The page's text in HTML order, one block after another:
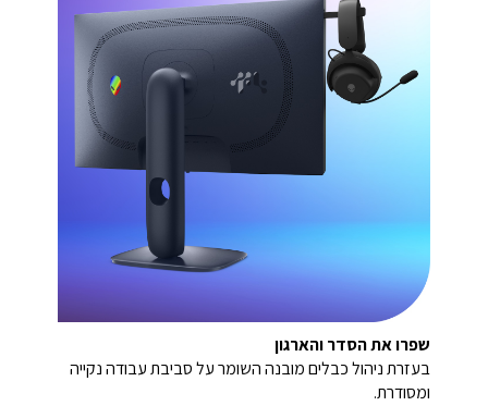
שפרו את הסדר והארגון
בעזרת ניהול כבלים מובנה השומר על סביבת עבודה נקייה
ומסודרת.